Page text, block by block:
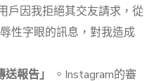
戶因我拒絕其交友請求，從
性字眼的訊息，對我造成
送報告」 。Instagram的審